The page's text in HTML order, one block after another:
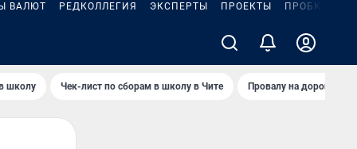
ВАЛЮТ РЕДКОЛЛЕГИЯ ЭКСПЕРТЫ ПРОЕКТЫ ПРОБКИ
школу Чек-лист по сборам в школу в Чите Провалу на дороге